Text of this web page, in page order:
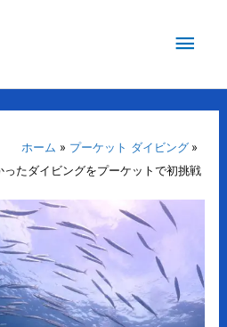
メ
メ
ニ
ュ
ー
ホーム
プーケット ダイビング
ったダイビングをプーケットで初挑戦